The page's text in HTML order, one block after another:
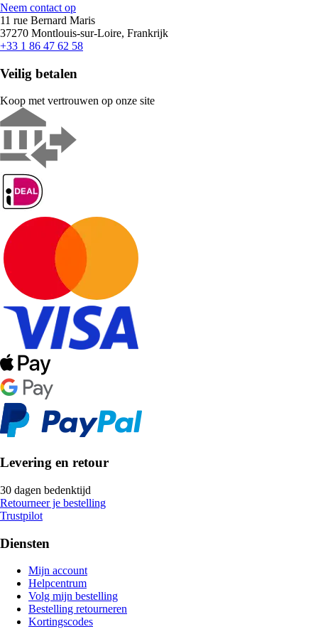
Neem contact op
11 rue Bernard Maris
37270 Montlouis-sur-Loire, Frankrijk
+33 1 86 47 62 58
Veilig betalen
Koop met vertrouwen op onze site
Levering en retour
30 dagen bedenktijd
Retourneer je bestelling
Trustpilot
Diensten
Mijn account
Helpcentrum
Volg mijn bestelling
Bestelling retourneren
Kortingscodes